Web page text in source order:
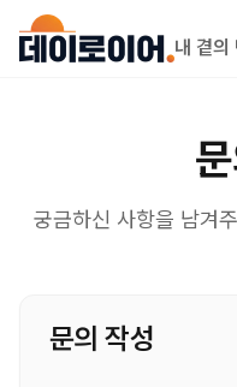
내 곁의
궁금하신 사항을 남겨
문의 작성